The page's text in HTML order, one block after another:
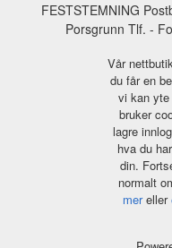
FESTSTEMNING
Porsgrunn Tlf. -
Vår
du får en
vi kan yte
bruker
lagre
hva du
din.
normalt
mereller